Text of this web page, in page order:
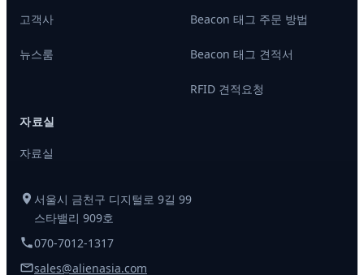
고객사
뉴스룸
자료실
자료실
Beacon 태그 주문 방법
Beacon 태그 견적서
RFID 견적요청
서울시 금천구 디지털로 9길 99
스타밸리 909호
070-7012-1317
sales@alienasia.com